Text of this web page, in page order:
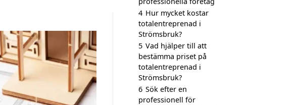
4 Hur mycket kostar
totalentreprenad i
Strömsbruk?
5 Vad hjälper till att
bestämma priset på
totalentreprenad i
Strömsbruk?
6 Sök efter en
professionell för